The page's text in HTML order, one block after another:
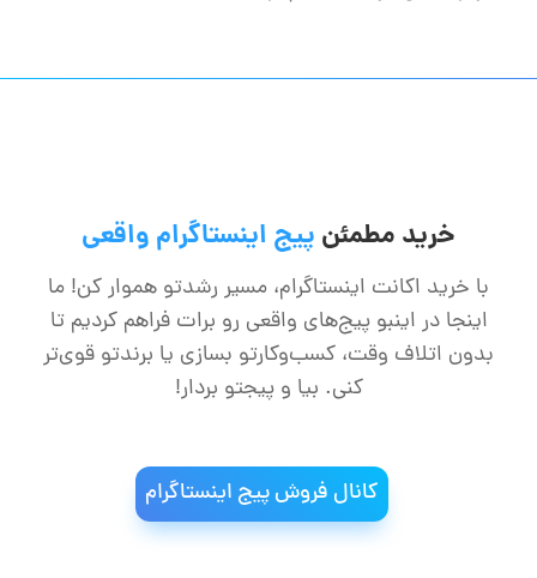
خرید مطمئن پیج اینستاگرام واقعی
با خرید اکانت اینستاگرام، مسیر رشدتو هموار کن! ما
اینجا در اینبو پیج‌های واقعی رو برات فراهم کردیم تا
بدون اتلاف وقت، کسب‌وکارتو بسازی یا برندتو قوی‌تر
کنی. بیا و پیجتو بردار!
کانال فروش پیج اینستاگرام